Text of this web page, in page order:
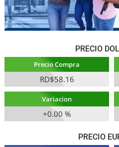
PRECIO
Precio Compra
RD$58.16
Variacion
+0.00 %
PRECIO